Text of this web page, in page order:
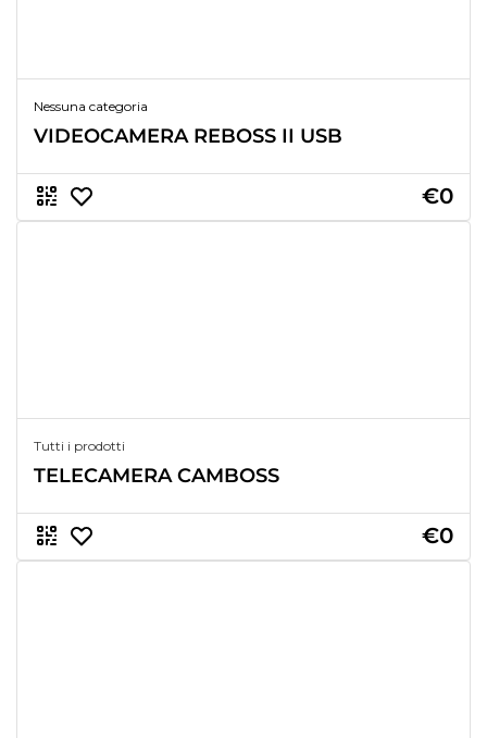
Nessuna categoria
VIDEOCAMERA REBOSS II USB
€0
Tutti i prodotti
TELECAMERA CAMBOSS
€0